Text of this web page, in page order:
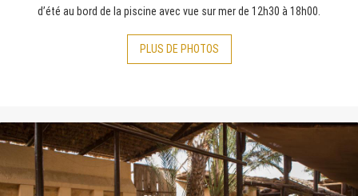
d’été au bord de la piscine avec vue sur mer de 12h30 à 18h00.
PLUS DE PHOTOS